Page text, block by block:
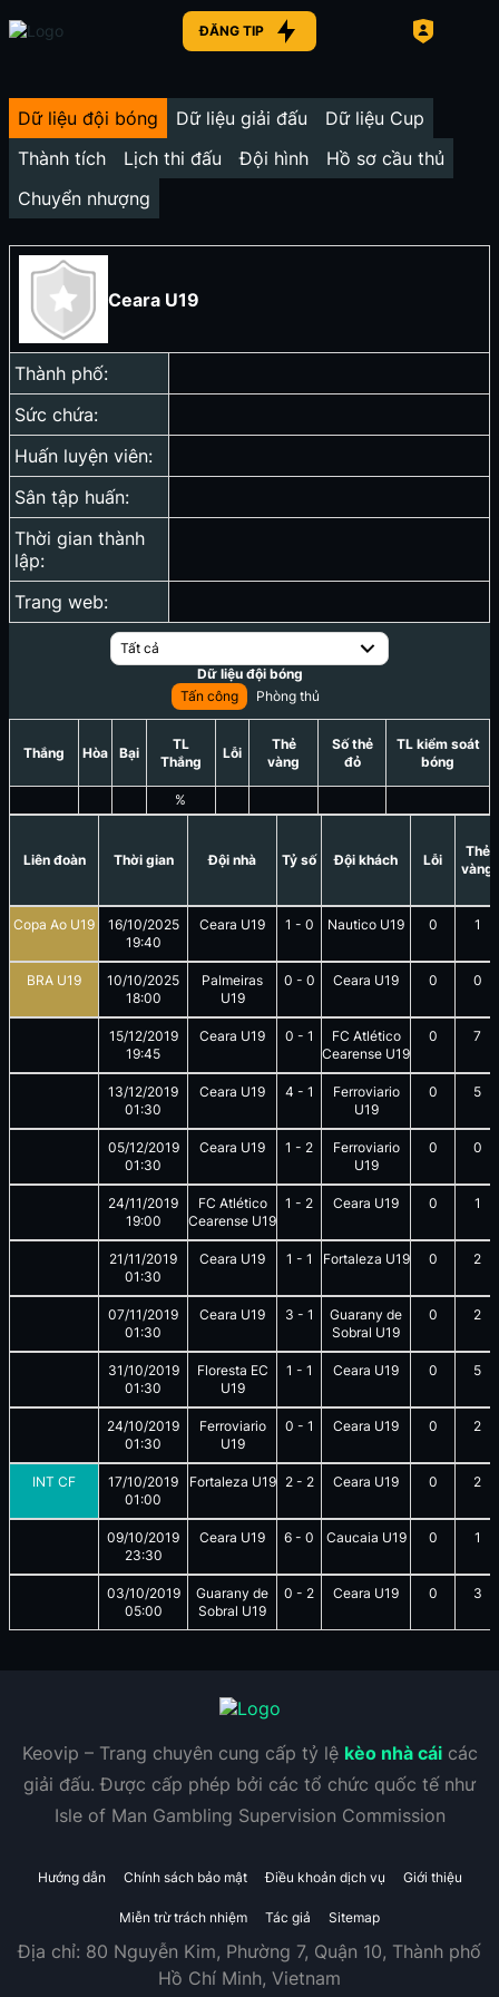
ĐĂNG TIP
Dữ liệu đội bóng Dữ liệu giải đấu
Dữ liệu Cup
Thành tích
Lịch thi đấu Đội hình
Hồ sơ cầu thủ
Chuyển nhượng
Ceara U19
Thành phố:
Sức chứa:
Huấn luyện viên:
Sân tập huấn:
Thời gian thành
lập:
Trang web:
Tất cả
Dữ liệu đội bóng
Tấn công
Phòng thủ
Thắng Hòa Bại
TL
Thắng
%
Lỗi
Thẻ
vàng
Số thẻ
đỏ
TL kiểm soát
bóng
Liên đoàn Thời gian Đội nhà Tỷ số Đội khách Lỗi
Thẻ
vàng
Copa Ao U19
16/10/2025
19:40
Ceara U19 1 - 0 Nautico U19 0 1
BRA U19
10/10/2025
18:00
Palmeiras
U19
0 - 0 Ceara U19 0 0
15/12/2019
19:45
Ceara U19 0 - 1
FC Atlético
Cearense U19
0 7
13/12/2019
01:30
Ceara U19 4 - 1
Ferroviario
U19
0 5
05/12/2019
01:30
Ceara U19 1 - 2
Ferroviario
U19
0 0
24/11/2019
19:00
FC Atlético
Cearense U19
1 - 2 Ceara U19 0 1
21/11/2019
01:30
Ceara U19 1 - 1 Fortaleza U19 0 2
07/11/2019
01:30
Ceara U19 3 - 1
Guarany de
Sobral U19
0 2
31/10/2019
01:30
Floresta EC
U19
1 - 1 Ceara U19 0 5
24/10/2019
01:30
Ferroviario
U19
0 - 1 Ceara U19 0 2
INT CF
17/10/2019
01:00
Fortaleza U19 2- 2 Ceara U19 0 2
09/10/2019
23:30
Ceara U19 6 - 0 Caucaia U19 0 1
03/10/2019
05:00
Guarany de
Sobral U19
0 - 2 Ceara U19 0 3
Keovip – Trang chuyên cung cấp tỷ lệ kèo nhà cáicác
giải đấu. Được cấp phép bởi các tổ chức quốc tế như
Isle of Man Gambling Supervision Commission
Hướng dẫn Chính sách bảo mật Điều khoản dịch vụ Giới thiệu
Miễn trừ trách nhiệm Tác giả Sitemap
Địa chỉ: 80 Nguyễn Kim, Phường 7, Quận 10, Thành phố
Hồ Chí Minh, Vietnam